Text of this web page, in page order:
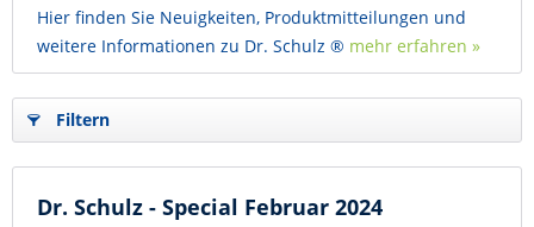
Hier finden Sie Neuigkeiten, Produktmitteilungen und
weitere Informationen zu Dr. Schulz ® mehr erfahren »
Filtern
Dr. Schulz - Special Februar 2024